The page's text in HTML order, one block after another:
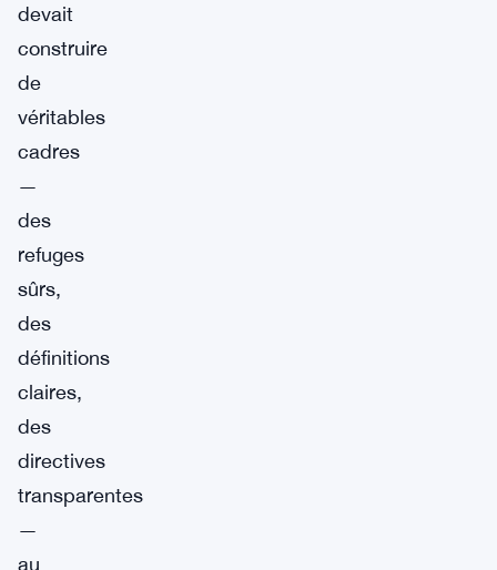
devait
construire
de
véritables
cadres
—
des
refuges
sûrs,
des
définitions
claires,
des
directives
transparentes
—
au